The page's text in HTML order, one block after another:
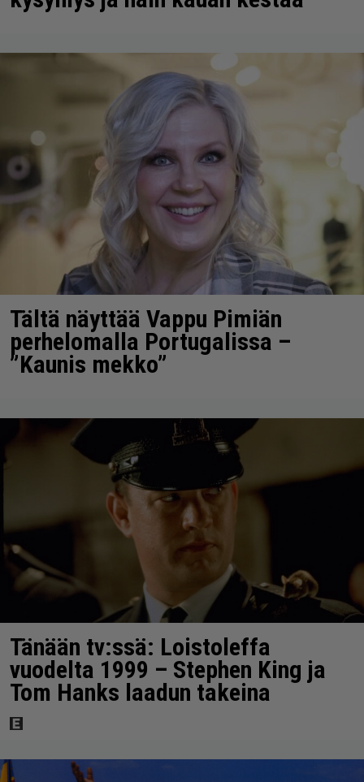
Tältä näyttää Vappu Pimiän
perhelomalla Portugalissa –
”Kaunis mekko”
Tänään tv:ssä: Loistoleffa
vuodelta 1999 – Stephen King ja
Tom Hanks laadun takeina